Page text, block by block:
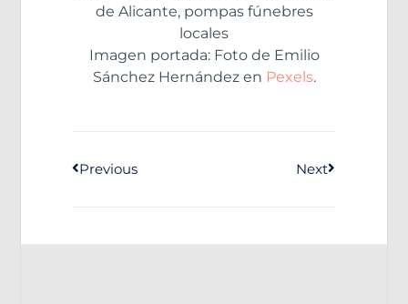
de Alicante, pompas fúnebres
locales
Imagen portada: Foto de Emilio
Sánchez Hernández en Pexels.
Previous Next